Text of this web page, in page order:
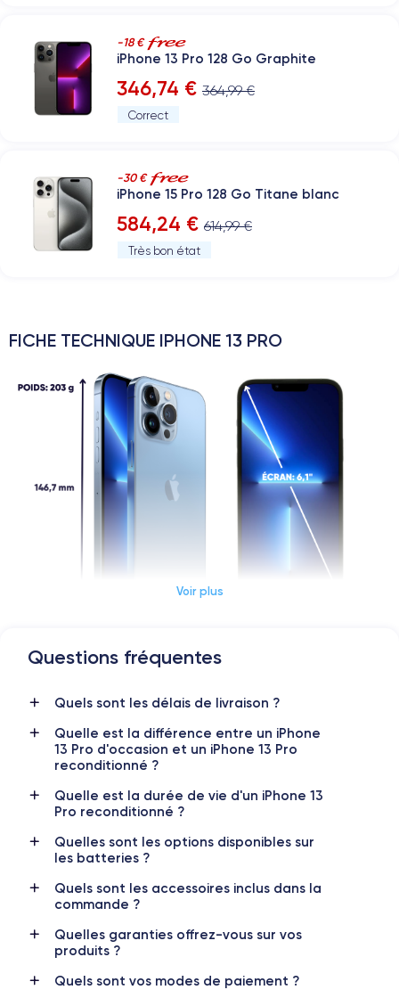
-18 €
iPhone 13 Pro 128 Go Graphite
346,74 € 364,99 €
Correct
-30 €
iPhone 15 Pro 128 Go Titane blanc
584,24 € 614,99 €
Très bon état
FICHE TECHNIQUE IPHONE 13 PRO
Dimensions et poids iPhone 13 Pro
Date de sortie Système exploitation
Dimensions
6 Go 128, 256 ,512 et 1000 Go
Nom de la puce
Puce A15 Bionic
Nombre de cœurs
Nom GPU Fréq. processeur
Voir plus
Questions fréquentes
Quels sont les délais de livraison ?
Quelle est la différence entre un iPhone
13 Pro d'occasion et un iPhone 13 Pro
reconditionné ?
Quelle est la durée de vie d'un iPhone 13
Pro reconditionné ?
Quelles sont les options disponibles sur
les batteries ?
Quels sont les accessoires inclus dans la
commande ?
Quelles garanties offrez-vous sur vos
produits ?
Quels sont vos modes de paiement ?